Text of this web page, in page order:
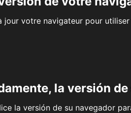
jour votre navigateur pour
la versión
la versión de su navegador